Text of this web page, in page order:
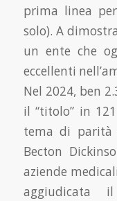
prima linea
solo). A
un ente che
eccellenti
Nel 2024, ben
il “titolo” in
tema di parità
Becton
aziende
aggiudicata